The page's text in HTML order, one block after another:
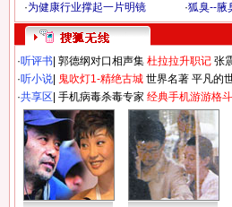
·为健康行业撑起一片明镜 ·狐臭--腋
·听评书 郭德纲对口相声集 杜拉拉升职记 张
·听小说 鬼吹灯1-精绝古城 世界名著 平凡的
·共享区 手机病毒杀毒专家 经典手机游游格